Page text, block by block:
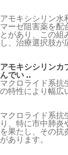
アモキシシリン水
マーゼ阻害薬を配
とがあり、この
し、治療選択肢が
アモキシシリンカ
んでい ..
マクロライド系抗
の特性により幅広
マクロライド系抗
り、特に市中肺
を果たし、その抗
があります。